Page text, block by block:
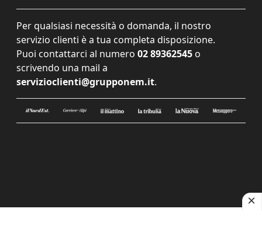
Per qualsiasi necessità o domanda, il nostro
servizio clienti è a tua completa disposizione.
Puoi contattarci al numero 02 89362545 o
scrivendo una mail a
servizioclienti@grupponem.it.